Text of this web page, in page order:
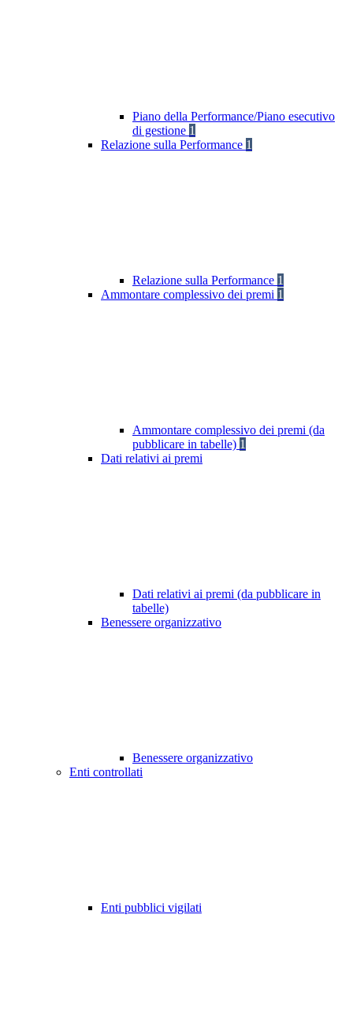
Piano della Performance/Piano esecutivo
di gestione 1
Relazione sulla Performance 1
Relazione sulla Performance 1
Ammontare complessivo dei premi 1
Ammontare complessivo dei premi (da
pubblicare in tabelle) 1
Dati relativi ai premi
Dati relativi ai premi (da pubblicare in
tabelle)
Benessere organizzativo
Benessere organizzativo
Enti controllati
Enti pubblici vigilati